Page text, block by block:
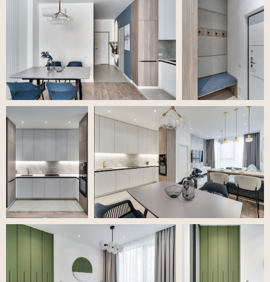
Площадь 100 м
2021, ЖК «Островский»
«Терракотовый акцент»
Посмотрите другиенаши объекты
{ проекты }